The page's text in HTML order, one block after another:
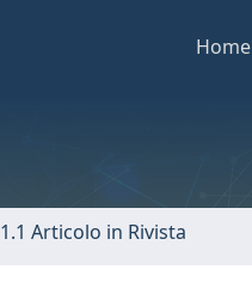
Home
1.1 Articolo in Rivista